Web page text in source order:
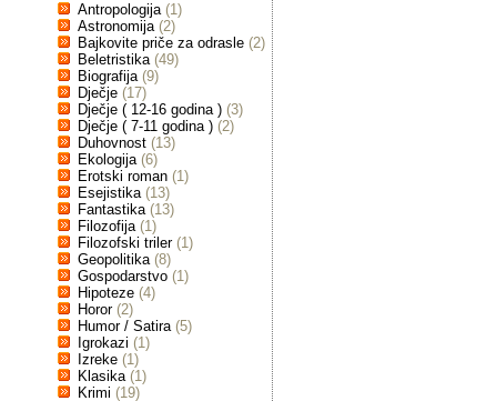
Antropologija (1)
Astronomija (2)
Bajkovite priče za odrasle (2)
Beletristika (49)
Biografija (9)
Dječje (17)
Dječje ( 12-16 godina ) (3)
Dječje ( 7-11 godina ) (2)
Duhovnost (13)
Ekologija (6)
Erotski roman (1)
Esejistika (13)
Fantastika (13)
Filozofija (1)
Filozofski triler (1)
Geopolitika (8)
Gospodarstvo (1)
Hipoteze (4)
Horor (2)
Humor / Satira (5)
Igrokazi (1)
Izreke (1)
Klasika (1)
Krimi (19)